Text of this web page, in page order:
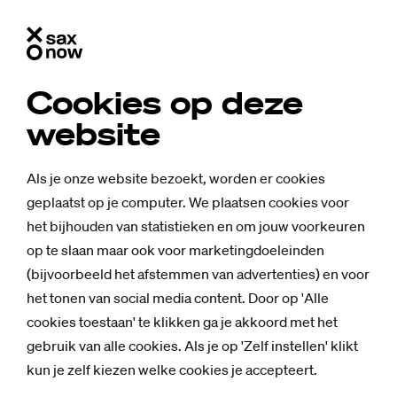
Cookies op deze
website
Als je onze website bezoekt, worden er cookies
geplaatst op je computer. We plaatsen cookies voor
het bijhouden van statistieken en om jouw voorkeuren
op te slaan maar ook voor marketingdoeleinden
(bijvoorbeeld het afstemmen van advertenties) en voor
het tonen van social media content. Door op 'Alle
cookies toestaan' te klikken ga je akkoord met het
gebruik van alle cookies. Als je op 'Zelf instellen' klikt
kun je zelf kiezen welke cookies je accepteert.
Nieuws